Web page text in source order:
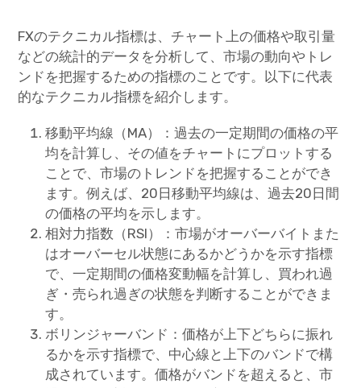
FXのテクニカル指標は、チャート上の価格や取引量
などの統計的データを分析して、市場の動向やトレ
ンドを把握するための指標のことです。以下に代表
的なテクニカル指標を紹介します。
移動平均線（MA）：過去の一定期間の価格の平
均を計算し、その値をチャートにプロットする
ことで、市場のトレンドを把握することができ
ます。例えば、20日移動平均線は、過去20日間
の価格の平均を示します。
相対力指数（RSI）：市場がオーバーバイトまた
はオーバーセル状態にあるかどうかを示す指標
で、一定期間の価格変動幅を計算し、買われ過
ぎ・売られ過ぎの状態を判断することができま
す。
ボリンジャーバンド：価格が上下どちらに振れ
るかを示す指標で、中心線と上下のバンドで構
成されています。価格がバンドを超えると、市